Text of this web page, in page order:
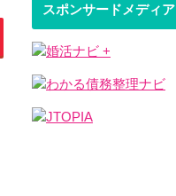
スポンサードメディア